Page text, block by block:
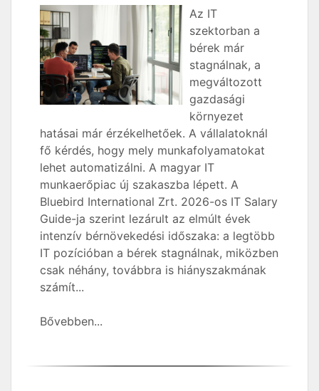
Az IT
szektorban a
bérek már
stagnálnak, a
megváltozott
gazdasági
környezet
hatásai már érzékelhetőek. A vállalatoknál
fő kérdés, hogy mely munkafolyamatokat
lehet automatizálni. A magyar IT
munkaerőpiac új szakaszba lépett. A
Bluebird International Zrt. 2026-os IT Salary
Guide-ja szerint lezárult az elmúlt évek
intenzív bérnövekedési időszaka: a legtöbb
IT pozícióban a bérek stagnálnak, miközben
csak néhány, továbbra is hiányszakmának
számít...
Bővebben...